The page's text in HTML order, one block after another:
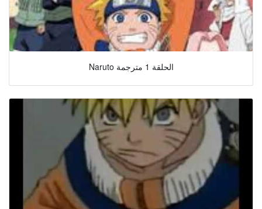
Naruto الحلقة 1 مترجمة